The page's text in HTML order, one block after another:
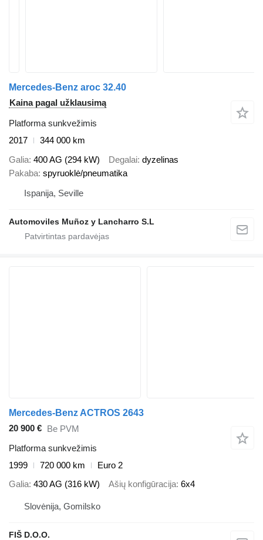
Mercedes-Benz aroc 32.40
Kaina pagal užklausimą
Platforma sunkvežimis
2017
344 000 km
Galia 400 AG (294 kW) Degalai dyzelinas
Pakaba spyruoklė/pneumatika
Ispanija, Seville
Automoviles Muñoz y Lancharro S.L
Mercedes-Benz ACTROS 2643
20 900 € Be PVM
Platforma sunkvežimis
1999
720 000 km
Euro 2
Galia 430 AG (316 kW) Ašių konfigūracija 6x4
Slovėnija, Gomilsko
FIŠ D.O.O.